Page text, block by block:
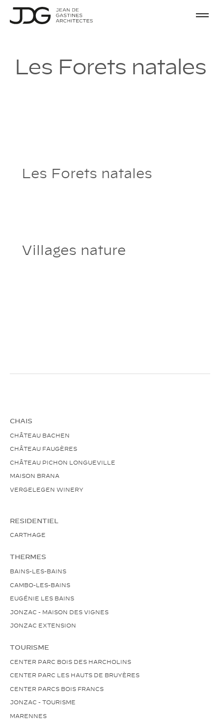
Les Forets natales
Les Forets natales
Villages nature
CHAIS
CHÂTEAU BACHEN
CHÂTEAU FAUGÈRES
CHÂTEAU PICHON LONGUEVILLE
MAISON BRANA
VERGELEGEN WINERY
RESIDENTIEL
CARTHAGE
THERMES
BAINS-LES-BAINS
CAMBO-LES-BAINS
EUGÉNIE LES BAINS
JONZAC - MAISON DES VIGNES
JONZAC EXTENSION
TOURISME
CENTER PARC BOIS DES HARCHOLINS
CENTER PARC LES HAUTS DE BRUYÈRES
CENTER PARCS BOIS FRANCS
JONZAC - TOURISME
MARENNES